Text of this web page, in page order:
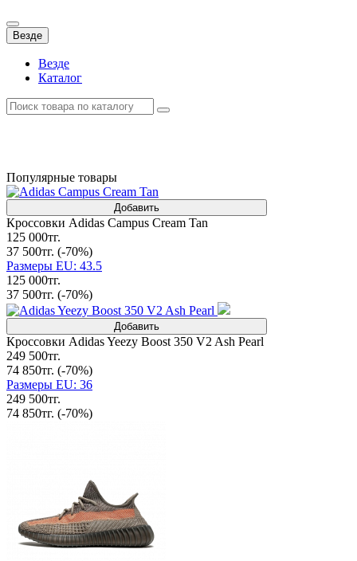
Везде
Везде
Каталог
Популярные товары
Добавить
Кроссовки Adidas Campus Cream Tan
125 000тг.
37 500тг. (-70%)
Размеры EU: 43.5
125 000тг.
37 500тг. (-70%)
Добавить
Кроссовки Adidas Yeezy Boost 350 V2 Ash Pearl
249 500тг.
74 850тг. (-70%)
Размеры EU: 36
249 500тг.
74 850тг. (-70%)